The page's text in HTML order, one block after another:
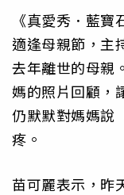
《真愛秀．藍寶
適逢母親節，主
去年離世的母親
媽的照片回顧，
仍默默對媽媽說
疼。
苗可麗表示，昨